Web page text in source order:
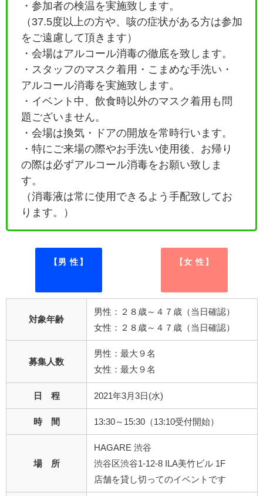
・参加者の検温を実施致します。
（37.5度以上の方や、咳の症状がある方は参加
をご遠慮して頂きます）
・会場はアルコール消毒の徹底を致します。
・ スタッフのマスク着用・こまめな手洗い・
アルコール消毒を実施致します。
・イベント中、飲食時以外のマスク着用も問
題ございません。
・会場は換気・ドアの開放を常時行います。
・特にご来場の際やお手洗い使用後、お帰り
の際は必ずアルコール消毒をお願い致しま
す。
（消毒液は常に使用できるよう手配致してお
ります。）
【男 性】 【女 性】
対象年齢
男性：２８歳～４７歳（当日確認）
女性：２８歳～４７歳（当日確認）
募集人数
男性：最大９名
女性：最大９名
日 程 2021年3月3日(水)
時 間 13:30～15:30（13:10受付開始）
場 所
HAGARE 渋谷
渋谷区渋谷1-12-8 ILA美竹ビル 1F
店舗を貸し切ってのイベントです